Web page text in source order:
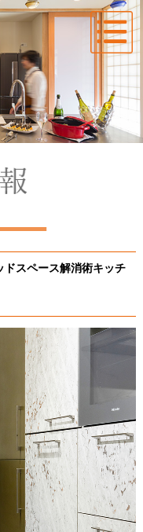
ドスペース解消術キッチ